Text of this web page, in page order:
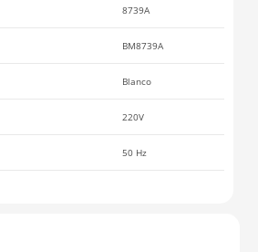
8739A
BM8739A
Blanco
220V
50 Hz